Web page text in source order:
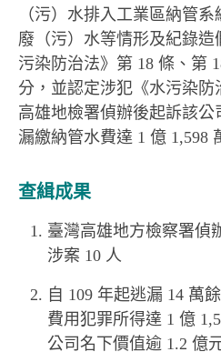
（污）水排入工業區納管
廢（污）水等情形及紀錄
污染防治法》第 18 條、第
分，並認定涉犯《水污染防
高雄地檢署偵辦後起訴該公
漏繳納管水費達 1 億 1,598
查緝成果
臺灣高雄地方檢察署偵
涉案 10 人
自 109 年起逃漏 14 萬
費用犯罪所得達 1 億
公司名下價值逾 1.2 億